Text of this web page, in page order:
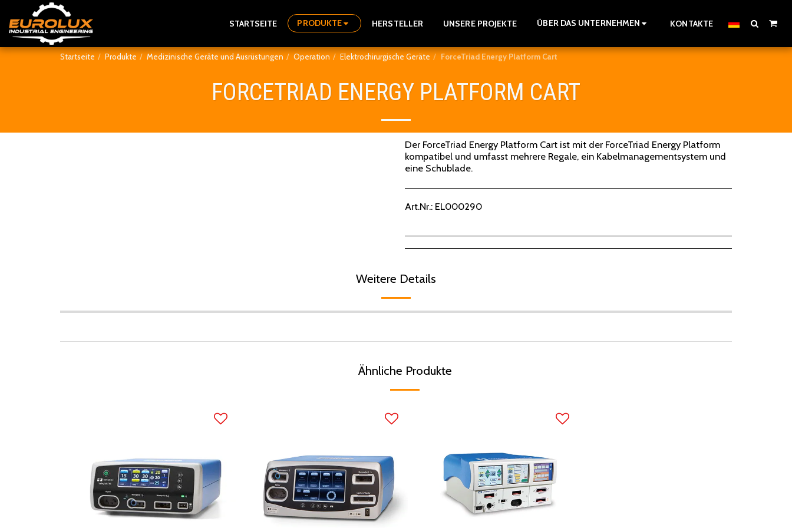
STARTSEITE PRODUKTE HERSTELLER UNSERE PROJEKTE ÜBER DAS UNTERNEHMEN KONTAKTE
Startseite Produkte Medizinische Geräte und Ausrüstungen Operation Elektrochirurgische Geräte ForceTriad Energy Platform Cart
FORCETRIAD ENERGY PLATFORM CART
Der ForceTriad Energy Platform Cart ist mit der ForceTriad Energy Platform
kompatibel und umfasst mehrere Regale, ein Kabelmanagementsystem und
eine Schublade.
Art.Nr.: EL000290
Weitere Details
Ähnliche Produkte